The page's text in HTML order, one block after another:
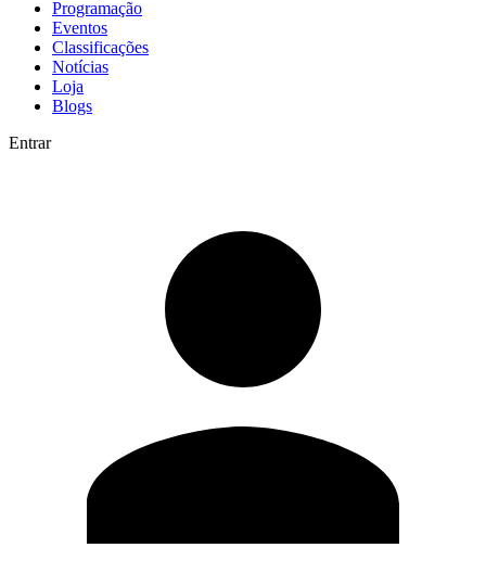
Programação
Eventos
Classificações
Notícias
Loja
Blogs
Entrar